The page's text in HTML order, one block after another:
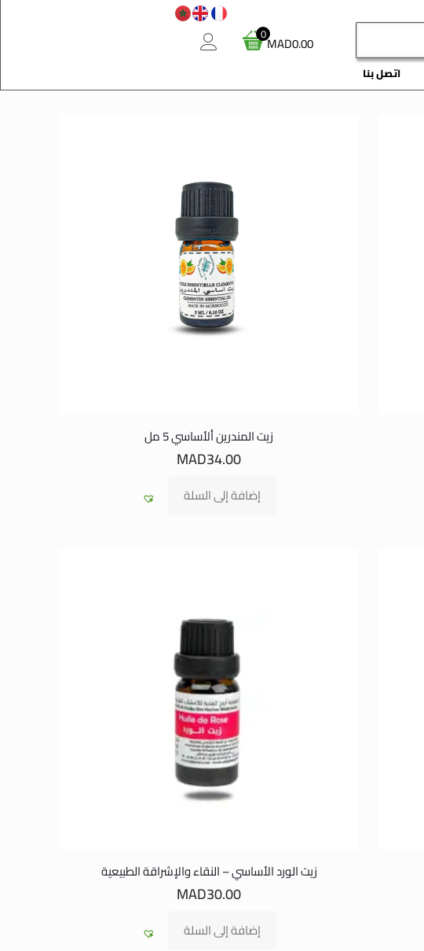
اتصل بنا
MAD0.00
0
زيت المندرين ألأساسي 5 مل
MAD34.00
إضافة إلى السلة
زيت الورد الأساسي – النقاء والإشراقة الطبيعية
MAD30.00
إضافة إلى السلة